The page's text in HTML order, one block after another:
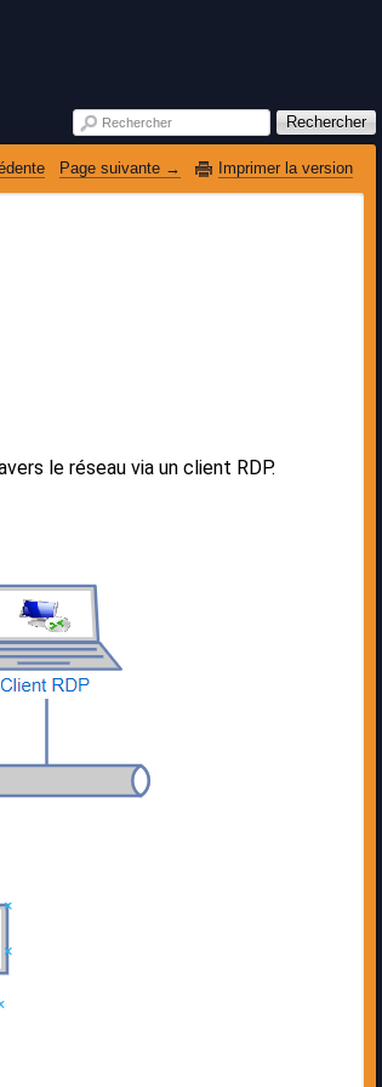
Rechercher Rechercher
Page suivante Imprimer la version
le réseau via un client RDP.